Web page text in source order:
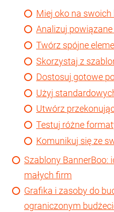
Miej oko na
Analizuj
Twórz spójne
Skorzystaj z
Dostosuj gotowe
Użyj
Utwórz
Testuj różne
Komunikuj się ze
Szablony BannerBoo:
małych firm
Grafika i zasoby do
ograniczonym